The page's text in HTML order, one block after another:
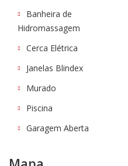
Banheira de
Hidromassagem
Cerca Elétrica
Janelas Blindex
Murado
Piscina
Garagem Aberta